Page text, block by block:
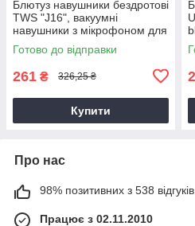
Блютуз навушники бездротові
TWS "J16", вакуумні
навушники з мікрофоном для
телефону та кейсом Чорні
Готово до відправки
261 ₴ 326,25 ₴
Купити
Про нас
98% позитивних з 538 відгуків
Працює з 02.11.2010